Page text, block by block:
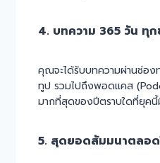
4. บทความ 365 วัน ทุ
คุณจะได้รับบทความผ่านช่อ
ทูป รวมไปถึงพอดแคส
มากที่สุดของปีตราบใดที่ยุคนี้
5. สุดยอดสัมมนาตลอ